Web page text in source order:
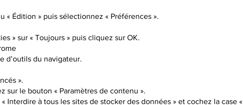
« Édition » puis sélectionnez « Préférences ».
» sur « Toujours » puis cliquez sur OK.
d’outils du navigateur.
».
sur le bouton « Paramètres de contenu ».
Interdire à tous les sites de stocker des données » et cochez la case «